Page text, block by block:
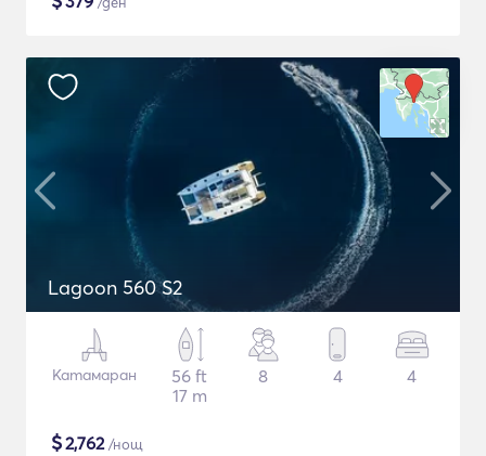
Lagoon 560 S2
Катамаран
56 ft
17 m
8 4 4
$2,762/нощ